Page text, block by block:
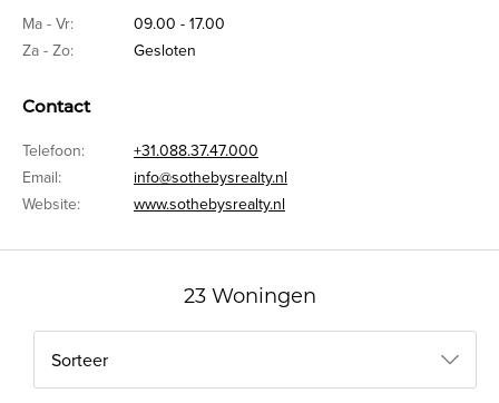
Ma - Vr:
09.00 - 17.00
Za - Zo:
Gesloten
Contact
Telefoon:
+31.088.37.47.000
Email:
info@sothebysrealty.nl
Website:
www.sothebysrealty.nl
23 Woningen
Sorteer